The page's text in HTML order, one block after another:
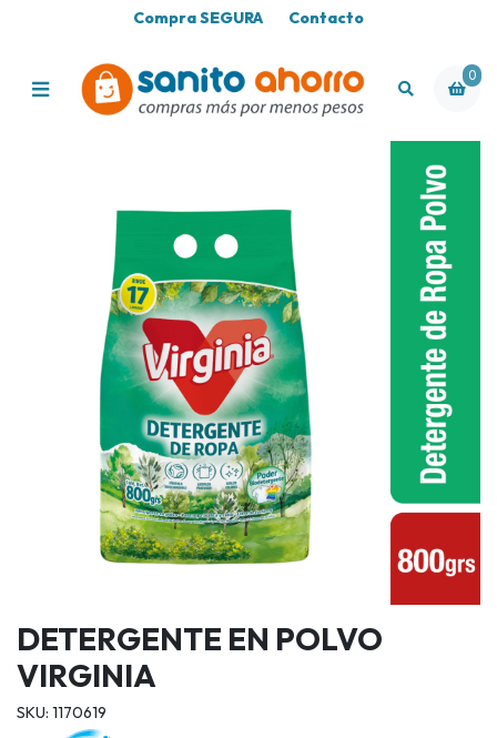
Compra SEGURA Contacto
0
DETERGENTE EN POLVO
VIRGINIA
SKU: 1170619